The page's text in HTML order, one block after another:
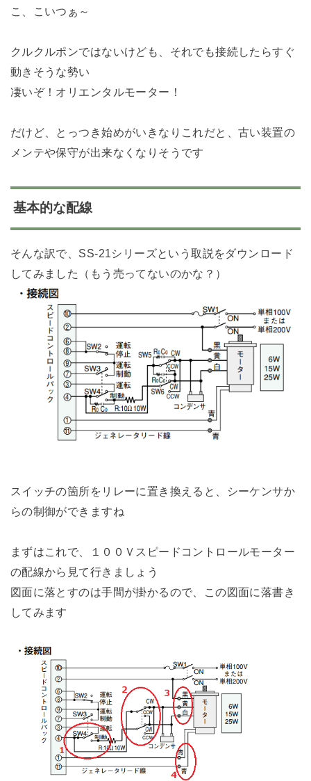
こ、こいつぁ～
クルクルポンではないけども、それでも接続したらすぐ
動きそうな勢い
凄いぞ！オリエンタルモーター！
だけど、とっつき始めがいきなりこれだと、古い装置の
メンテや保守が出来なくなりそうです
基本的な配線
そんな訳で、SS-21シリーズという取説をダウンロード
してみました（もう売ってないのかな？）
スイッチの箇所をリレーに置き換えると、シーケンサか
らの制御ができますね
まずはこれで、１００Ｖスピードコントロールモーター
の配線から見て行きましょう
図面に落とすのは手間が掛かるので、この図面に落書き
してみます